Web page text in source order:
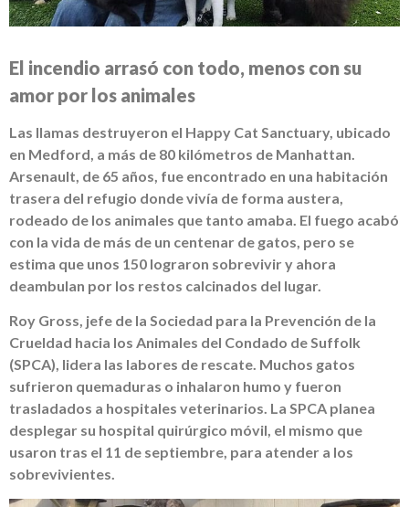
El incendio arrasó con todo, menos con su
amor por los animales
Las llamas destruyeron el Happy Cat Sanctuary, ubicado
en Medford, a más de 80 kilómetros de Manhattan.
Arsenault, de 65 años, fue encontrado en una habitación
trasera del refugio donde vivía de forma austera,
rodeado de los animales que tanto amaba. El fuego acabó
con la vida de más de un centenar de gatos, pero se
estima que unos 150 lograron sobrevivir y ahora
deambulan por los restos calcinados del lugar.
Roy Gross, jefe de la Sociedad para la Prevención de la
Crueldad hacia los Animales del Condado de Suffolk
(SPCA), lidera las labores de rescate. Muchos gatos
sufrieron quemaduras o inhalaron humo y fueron
trasladados a hospitales veterinarios. La SPCA planea
desplegar su hospital quirúrgico móvil, el mismo que
usaron tras el 11 de septiembre, para atender a los
sobrevivientes.